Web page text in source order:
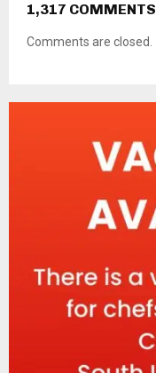
1,317 COMMENTS
Comments are closed.